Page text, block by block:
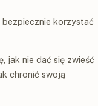
korzystać
jak nie dać się zwieść
chronić swoją